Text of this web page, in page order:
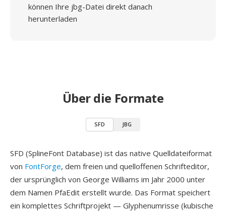
können Ihre jbg-Datei direkt danach
herunterladen
Über die Formate
SFD JBG
SFD (SplineFont Database) ist das native Quelldateiformat
von FontForge, dem freien und quelloffenen Schrifteditor,
der ursprünglich von George Williams im Jahr 2000 unter
dem Namen PfaEdit erstellt wurde. Das Format speichert
ein komplettes Schriftprojekt — Glyphenumrisse (kubische